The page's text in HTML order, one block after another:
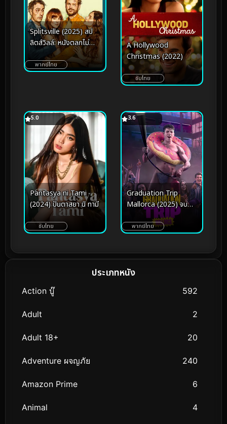
Splitsville (2025) สป
ลิตส์วิลล์: หนังตลกไม่
ค่อยโรแมนติก
พากย์ไทย
A Hollywood
Christmas (2022)
ซับไทย
5.0
Pantasya ni Tami
(2024) ปันตาสยา นิ ทามี
ซับไทย
3.6
Graduation Trip
Mallorca (2025) จบ
ทั้งทีต้องไปตี้ที่มาญอร์ก้า
พากย์ไทย
ประเภทหนัง
Action บู๊ 592
Adult 2
Adult 18+ 20
Adventure ผจญภัย 240
Amazon Prime 6
Animal 4